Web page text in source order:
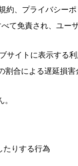
約、プライバシー
て免責され、ユー
イトに表示する
合による遅延損害
たりする行為